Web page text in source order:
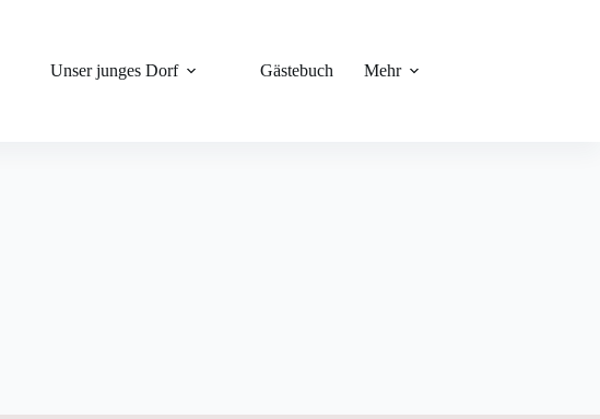
Unser junges Dorf Gästebuch Mehr